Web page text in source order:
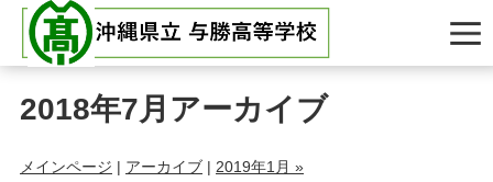
2018年7月アーカイブ
メインページ | アーカイブ | 2019年1月 »